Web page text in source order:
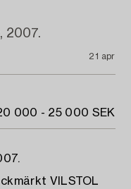
2007.
21 apr
000 - 25 000 SEK
VILSTOL